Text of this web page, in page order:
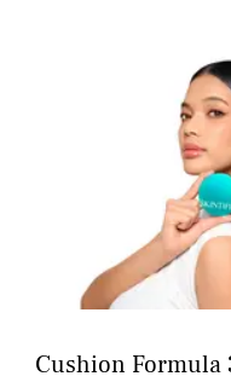
Cushion Formula